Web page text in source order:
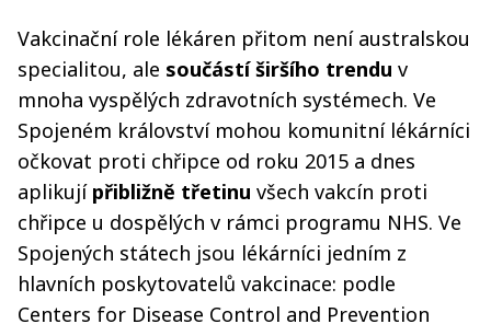
Vakcinační role lékáren přitom není australskou
specialitou, ale součástí širšího trendu v
mnoha vyspělých zdravotních systémech. Ve
Spojeném království mohou komunitní lékárníci
očkovat proti chřipce od roku 2015 a dnes
aplikují přibližně třetinu všech vakcín proti
chřipce u dospělých v rámci programu NHS. Ve
Spojených státech jsou lékárníci jedním z
hlavních poskytovatelů vakcinace: podle
Centers for Disease Control and Prevention